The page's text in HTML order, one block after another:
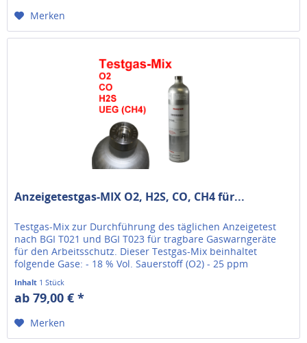
Merken
Anzeigetestgas-MIX O2, H2S, CO, CH4 für...
Testgas-Mix zur Durchführung des täglichen Anzeigetest
nach BGI T021 und BGI T023 für tragbare Gaswarngeräte
für den Arbeitsschutz. Dieser Testgas-Mix beinhaltet
folgende Gase: - 18 % Vol. Sauerstoff (O2) - 25 ppm
Schwefelwasserstoff...
Inhalt 1 Stück
ab 79,00 € *
Merken